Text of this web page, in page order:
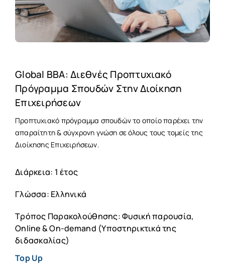
Global BBA: Διεθνές Προπτυχιακό
Πρόγραμμα Σπουδών Στην Διοίκηση
Επιχειρήσεων
Προπτυχιακό πρόγραμμα σπουδών το οποίο παρέχει την
απαραίτητη & σύγχρονη γνώση σε όλους τους τομείς της
Διοίκησης Επιχειρήσεων.
Διάρκεια: 1 έτος
Γλώσσα: Ελληνικά
Τρόπος Παρακολούθησης: Φυσική παρουσία,
Online & On-demand (Υποστηρικτικά της
διδασκαλίας)
Top Up